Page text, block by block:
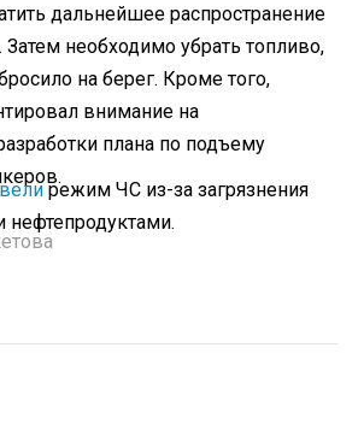
дальнейшее распространение
Затем необходимо убрать топливо,
на берег. Кроме того,
внимание на
плана по подъему
режим ЧС из-за загрязнения
нефтепродуктами.